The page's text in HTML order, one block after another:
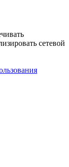
сетевой